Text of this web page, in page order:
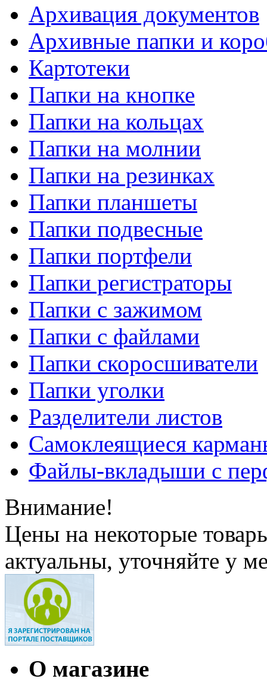
Архивация документов
Архивные папки и
Картотеки
Папки на кнопке
Папки на кольцах
Папки на молнии
Папки на резинках
Папки планшеты
Папки подвесные
Папки портфели
Папки регистраторы
Папки с зажимом
Папки с файлами
Папки скоросшиватели
Папки уголки
Разделители листов
Самоклеящиеся
Файлы-вкладыши с
Внимание!
Цены на некоторые
актуальны, уточняйте у
О магазине